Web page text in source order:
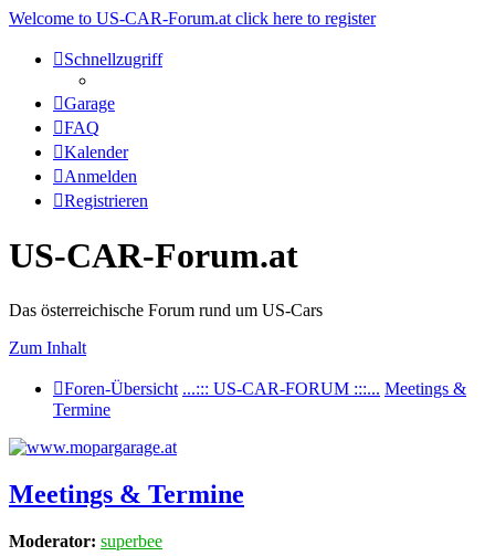
Welcome to US-CAR-Forum.at click here to register
Schnellzugriff
Garage
FAQ
Kalender
Anmelden
Registrieren
US-CAR-Forum.at
Das österreichische Forum rund um US-Cars
Zum Inhalt
Foren-Übersicht ...::: US-CAR-FORUM :::... Meetings &
Termine
Meetings & Termine
Moderator: superbee